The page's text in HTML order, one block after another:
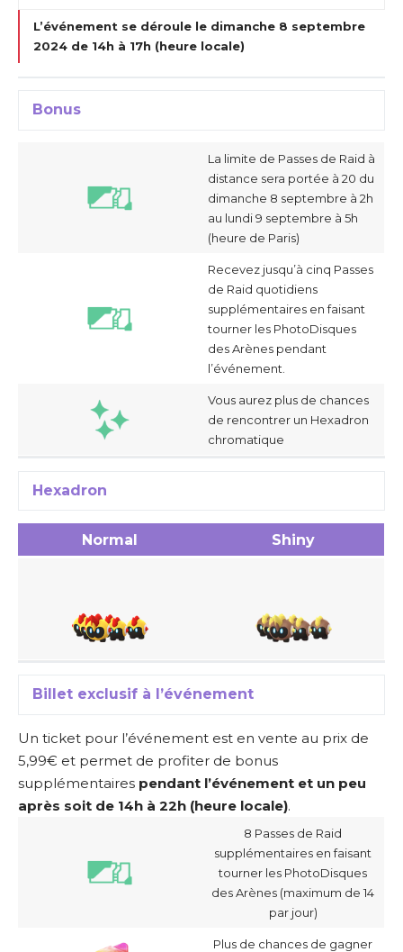
L’événement se déroule le dimanche 8 septembre
2024 de 14h à 17h (heure locale)
Bonus
La limite de Passes de Raid à
distance sera portée à 20 du
dimanche 8 septembre à 2h
au lundi 9 septembre à 5h
(heure de Paris)
Recevez jusqu’à cinq Passes
de Raid quotidiens
supplémentaires en faisant
tourner les PhotoDisques
des Arènes pendant
l’événement.
Vous aurez plus de chances
de rencontrer un Hexadron
chromatique
Hexadron
Normal Shiny
Billet exclusif à l’événement
Un ticket pour l’événement est en vente au prix de
5,99€ et permet de profiter de bonus
supplémentaires pendant l’événement et un peu
après soit de 14h à 22h (heure locale).
8 Passes de Raid
supplémentaires en faisant
tourner les PhotoDisques
des Arènes (maximum de 14
par jour)
Plus de chances de gagner